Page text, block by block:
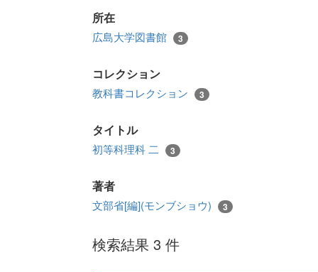
所在
広島大学図書館 3
コレクション
教科書コレクション 3
タイトル
初等科理科 二 3
著者
文部省[編](モンブショウ) 3
検索結果 3 件